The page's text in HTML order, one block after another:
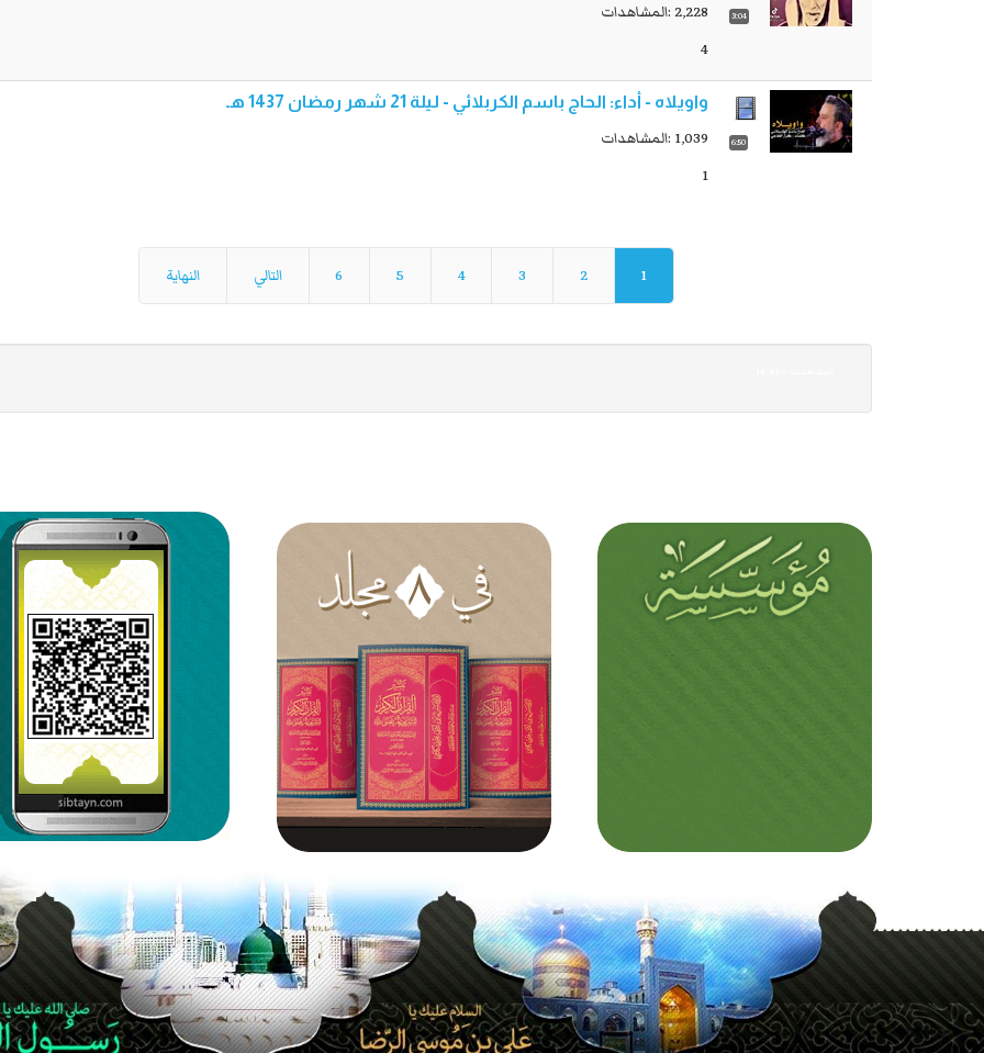
3:04
2,228 :المشاهدات
4
6:50
واويلاه - أداء: الحاج باسم الكربلائي - ليلة 21 شهر رمضان 1437 هـ
1,039 :المشاهدات
1
1
2
3
4
5
6 التالي النهاية